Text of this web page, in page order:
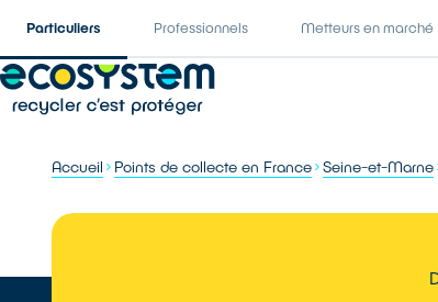
Particuliers Professionnels Metteurs en marché
Accueil Points de collecte en France Seine-et-Marne